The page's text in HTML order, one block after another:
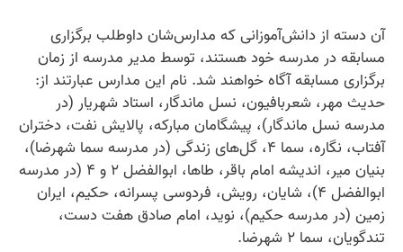
آن دسته از دانش‌آموزانی که مدارس‌شان داوطلب برگزاری
مسابقه در مدرسه خود هستند، توسط مدیر مدرسه از زمان
برگزاری مسابقه آگاه خواهند شد. نام این مدارس عبارتند از:
حدیث مهر، شعربافیون، نسل ماندگار، استاد شهریار (در
مدرسه نسل ماندگار)، پیشگامان مبارکه، پالایش نفت، دختران
آفتاب، نگاره، سما ۴، گل‌های زندگی (در مدرسه سما شهرضا)،
بنیان میر، اندیشه امام باقر، طاها، ابوالفضل ۲ و ۴ (در مدرسه
ابوالفضل ۴)، شایان، رویش، فردوسی پسرانه، حکیم، ایران
زمین (در مدرسه حکیم)، نوید، امام صادق هفت دست،
تندگویان، سما ۲ شهرضا.